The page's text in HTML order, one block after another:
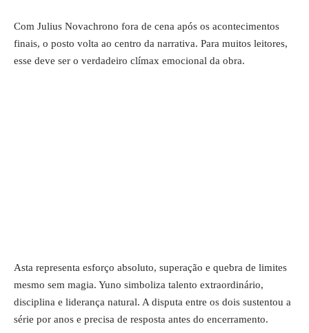
Com Julius Novachrono fora de cena após os acontecimentos
finais, o posto volta ao centro da narrativa. Para muitos leitores,
esse deve ser o verdadeiro clímax emocional da obra.
Asta representa esforço absoluto, superação e quebra de limites
mesmo sem magia. Yuno simboliza talento extraordinário,
disciplina e liderança natural. A disputa entre os dois sustentou a
série por anos e precisa de resposta antes do encerramento.